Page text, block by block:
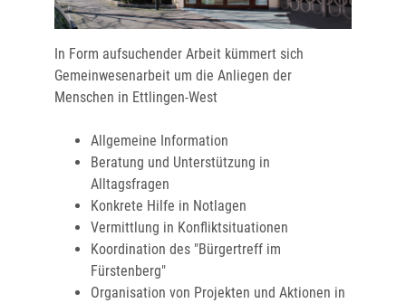
In Form aufsuchender Arbeit kümmert sich
Gemeinwesenarbeit um die Anliegen der
Menschen in Ettlingen-West
Allgemeine Information
Beratung und Unterstützung in
Alltagsfragen
Konkrete Hilfe in Notlagen
Vermittlung in Konfliktsituationen
Koordination des "Bürgertreff im
Fürstenberg"
Organisation von Projekten und Aktionen in